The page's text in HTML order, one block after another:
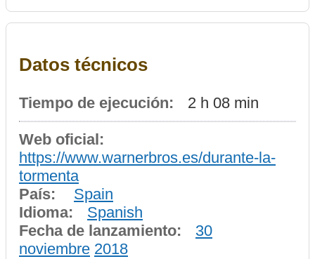
Datos técnicos
Tiempo de ejecución: 2 h 08 min
Web oficial:
https://www.warnerbros.es/durante-la-
tormenta
País:
Spain
Idioma:
Spanish
Fecha de lanzamiento:
30
noviembre 2018